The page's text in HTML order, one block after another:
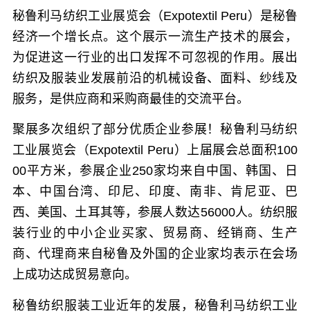
秘鲁利马纺织工业展览会（Expotextil Peru）是秘鲁
经济一个增长点。这个展示一流生产技术的展会，
为促进这一行业的出口发挥不可忽视的作用。 展出
纺织及服装业发展前沿的机械设备、面料、纱线及
服务，是供应商和采购商最佳的交流平台。
聚展多次组织了部分优质企业参展！秘鲁利马纺织
工业展览会（Expotextil Peru）上届展会总面积100
00平方米，参展企业250家均来自中国、韩国、日
本、中国台湾、印尼、印度、南非、肯尼亚、巴
西、美国、土耳其等，参展人数达56000人。纺织服
装行业的中小企业买家、贸易商、经销商、生产
商、代理商来自秘鲁及外国的企业家均表示在会场
上成功达成贸易意向。
秘鲁纺织服装工业近年的发展， 秘鲁利马纺织工业